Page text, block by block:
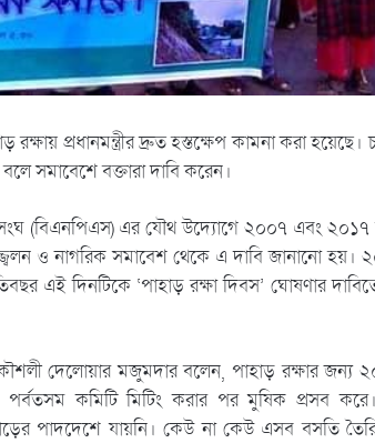
প্রধানমন্ত্রীর দ্রুত হস্তক্ষেপ কামনা করা হয়েছে।
বলে সমাবেশে বক্তারা দাবি করেন।
(বিএনপিএস) এর যৌথ উদ্যোগে ২০০৭ এবং ২০১৭
ও নাগরিক সমাবেশ থেকে এ দাবি জানানো হয়।
এই দিনটিকে ‘পাহাড় রক্ষা দিবস’ ঘোষণার
দেলোয়ার মজুমদার বলেন, পাহাড় রক্ষার জন্য
কমিটি মিটিং করার পর মুষিক প্রসব
পাদদেশে যায়নি। কেউ না কেউ এসব বসতি